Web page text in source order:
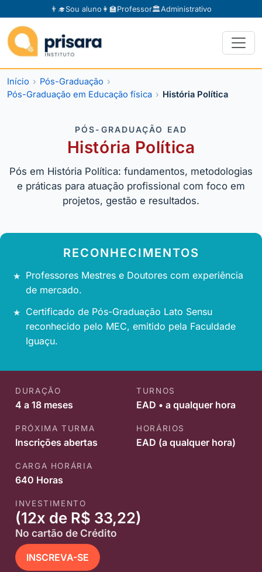
👨‍🎓Sou aluno 👩‍🏫Professor🏛️Administrativo
Início
Pós-Graduação
Pós-Graduação em Educação física
História Política
PÓS-GRADUAÇÃO EAD
História Política
Pós em História Política: fundamentos, metodologias
e práticas para atuação profissional com foco em
projetos, gestão e resultados.
RECONHECIMENTOS
Professores Mestres e Doutores com experiência
de mercado.
Certificado de Pós-Graduação Lato Sensu
reconhecido pelo MEC, emitido pela Faculdade
Iguaçu.
DURAÇÃO
4 a 18 meses
TURNOS
EAD • a qualquer hora
PRÓXIMA TURMA
Inscrições abertas
HORÁRIOS
EAD (a qualquer hora)
CARGA HORÁRIA
640 Horas
INVESTIMENTO
(12x de R$ 33,22)
No cartão de Crédito
INSCREVA-SE